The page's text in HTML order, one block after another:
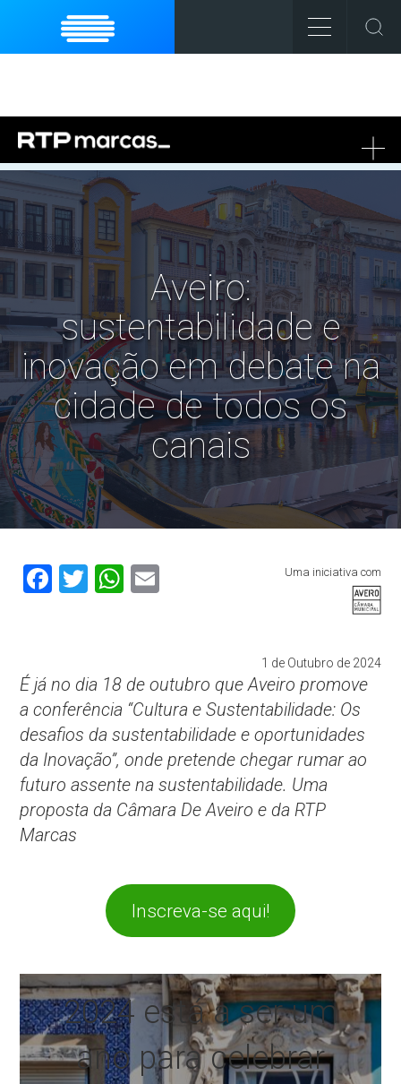
Aveiro:
sustentabilidade e
inovação em debate na
cidade de todos os
canais
Facebook
TwitterWhatsApp Uma iniciativa com
1 de Outubro de 2024
É já no dia 18 de outubro que Aveiro promove
a conferência “Cultura e Sustentabilidade: Os
desafios da sustentabilidade e oportunidades
da Inovação”, onde pretende chegar rumar ao
futuro assente na sustentabilidade. Uma
proposta da Câmara De Aveiro e da RTP
Marcas
Inscreva-se aqui!
2024 está a ser um
ano para celebrar